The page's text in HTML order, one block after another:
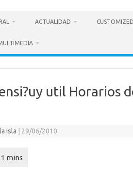
ACTUALIDAD
util Horarios
Isla 29/06/2010